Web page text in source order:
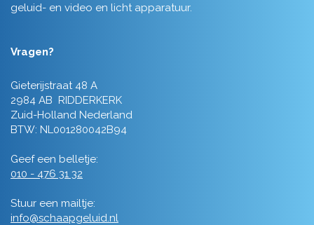
geluid- en video en licht apparatuur.
Vragen?
Gieterijstraat 48 A
2984 AB RIDDERKERK
Zuid-Holland Nederland
BTW: NL001280042B94
Geef een belletje:
010 - 476 31 32
Stuur een mailtje:
info@schaapgeluid.nl